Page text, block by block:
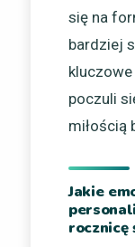
się na
bardziej
poczuli
miłością
Jakie
rocznicę